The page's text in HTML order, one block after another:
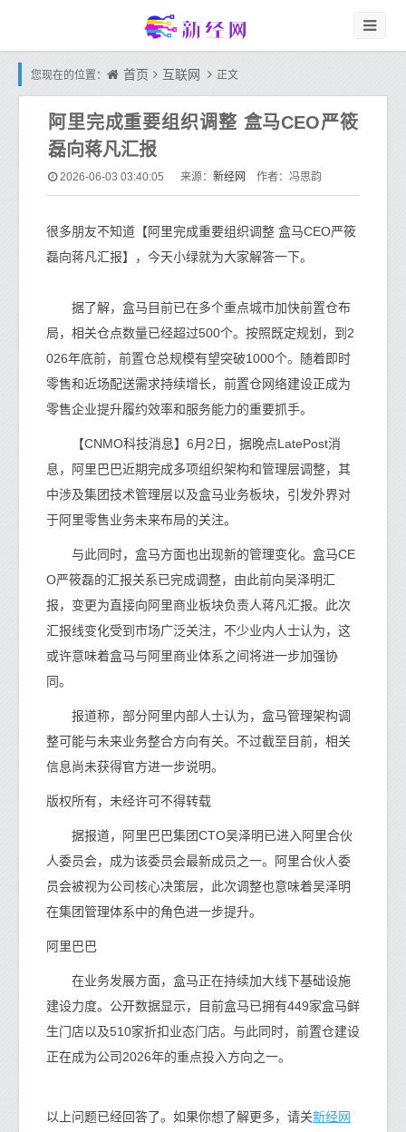
您现在的位置： 首页 互联网 正文
阿里完成重要组织调整 盒马CEO严筱
磊向蒋凡汇报
2026-06-03 03:40:05 来源： 新经网 作者：冯思韵
很多朋友不知道【阿里完成重要组织调整 盒马CEO严筱
磊向蒋凡汇报】，今天小绿就为大家解答一下。
据了解，盒马目前已在多个重点城市加快前置仓布
局，相关仓点数量已经超过500个。按照既定规划，到2
026年底前，前置仓总规模有望突破1000个。随着即时
零售和近场配送需求持续增长，前置仓网络建设正成为
零售企业提升履约效率和服务能力的重要抓手。
【CNMO科技消息】6月2日，据晚点LatePost消
息，阿里巴巴近期完成多项组织架构和管理层调整，其
中涉及集团技术管理层以及盒马业务板块，引发外界对
于阿里零售业务未来布局的关注。
与此同时，盒马方面也出现新的管理变化。盒马CE
O严筱磊的汇报关系已完成调整，由此前向吴泽明汇
报，变更为直接向阿里商业板块负责人蒋凡汇报。此次
汇报线变化受到市场广泛关注，不少业内人士认为，这
或许意味着盒马与阿里商业体系之间将进一步加强协
同。
报道称，部分阿里内部人士认为，盒马管理架构调
整可能与未来业务整合方向有关。不过截至目前，相关
信息尚未获得官方进一步说明。
版权所有，未经许可不得转载
据报道，阿里巴巴集团CTO吴泽明已进入阿里合伙
人委员会，成为该委员会最新成员之一。阿里合伙人委
员会被视为公司核心决策层，此次调整也意味着吴泽明
在集团管理体系中的角色进一步提升。
阿里巴巴
在业务发展方面，盒马正在持续加大线下基础设施
建设力度。公开数据显示，目前盒马已拥有449家盒马鲜
生门店以及510家折扣业态门店。与此同时，前置仓建设
正在成为公司2026年的重点投入方向之一。
以上问题已经回答了。如果你想了解更多，请关新经网